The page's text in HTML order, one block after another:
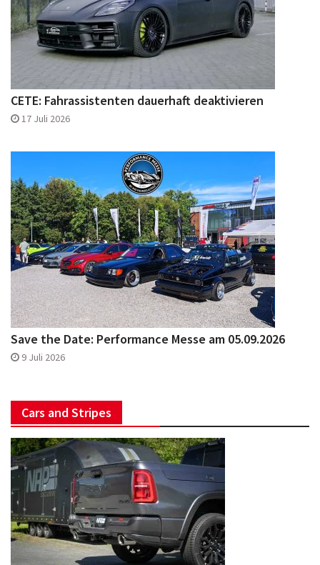
CETE: Fahrassistenten dauerhaft deaktivieren
17 Juli 2026
Save the Date: Performance Messe am 05.09.2026
9 Juli 2026
Cars and Stripes